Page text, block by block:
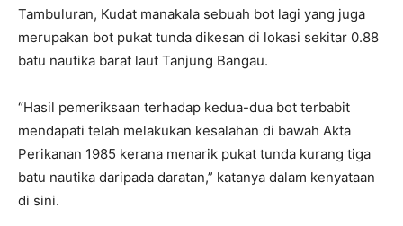
Tambuluran, Kudat manakala sebuah bot lagi yang juga
merupakan bot pukat tunda dikesan di lokasi sekitar 0.88
batu nautika barat laut Tanjung Bangau.
“Hasil pemeriksaan terhadap kedua-dua bot terbabit
mendapati telah melakukan kesalahan di bawah Akta
Perikanan 1985 kerana menarik pukat tunda kurang tiga
batu nautika daripada daratan,” katanya dalam kenyataan
di sini.